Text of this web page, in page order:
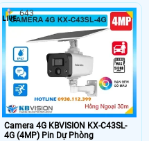
việc kết nối từ xa. Với công nghệ
nhận diện thông minh phát hiện
người và xe. Pin 10.000mAh kết hợp
tấm năng lượng mặt trời 5W cho
phép hoạt động ổn định ngoài trời,
phù hợp giám sát liên tục không
cần nguồn điện lưới.
Camera 4G KBVISION KX-C43SL-
4G (4MP) Pin Dự Phòng
643